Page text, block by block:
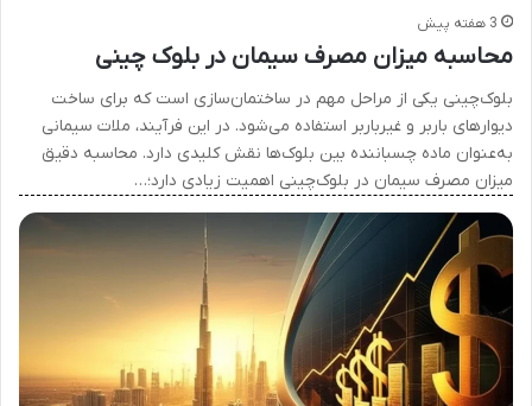
3 هفته پیش
محاسبه میزان مصرف سیمان در بلوک چینی
بلوک‌چینی یکی از مراحل مهم در ساختمان‌سازی است که برای ساخت
دیوارهای باربر و غیرباربر استفاده می‌شود. در این فرآیند، ملات سیمانی
به‌عنوان ماده چسباننده بین بلوک‌ها نقش کلیدی دارد. محاسبه دقیق
میزان مصرف سیمان در بلوک‌چینی اهمیت زیادی دارد؛…